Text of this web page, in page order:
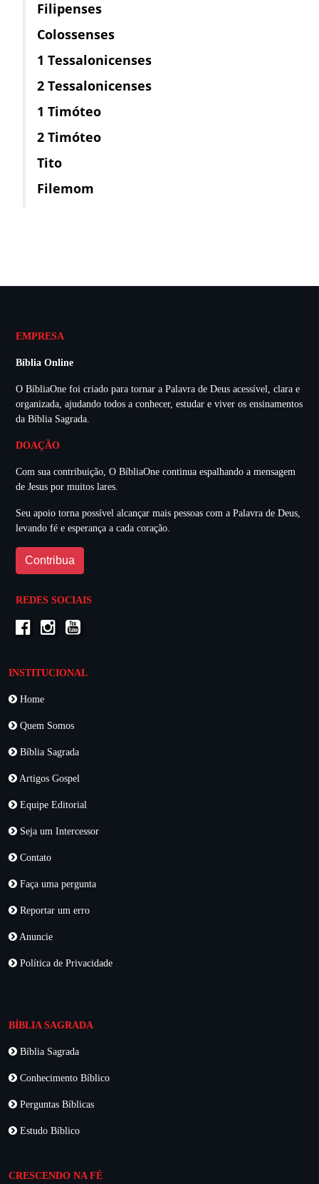
Filipenses
Colossenses
1 Tessalonicenses
2 Tessalonicenses
1 Timóteo
2 Timóteo
Tito
Filemom
EMPRESA
Bíblia Online
O BíbliaOne foi criado para tornar a Palavra de Deus acessível, clara e
organizada, ajudando todos a conhecer, estudar e viver os ensinamentos
da Bíblia Sagrada.
DOAÇÃO
Com sua contribuição, O BíbliaOne continua espalhando a mensagem
de Jesus por muitos lares.
Seu apoio torna possível alcançar mais pessoas com a Palavra de Deus,
levando fé e esperança a cada coração.
Contribua
REDES SOCIAIS
INSTITUCIONAL
Home
Quem Somos
Bíblia Sagrada
Artigos Gospel
Equipe Editorial
Seja um Intercessor
Contato
Faça uma pergunta
Reportar um erro
Anuncie
Política de Privacidade
BÍBLIA SAGRADA
Bíblia Sagrada
Conhecimento Bíblico
Perguntas Bíblicas
Estudo Bíblico
CRESCENDO NA FÉ